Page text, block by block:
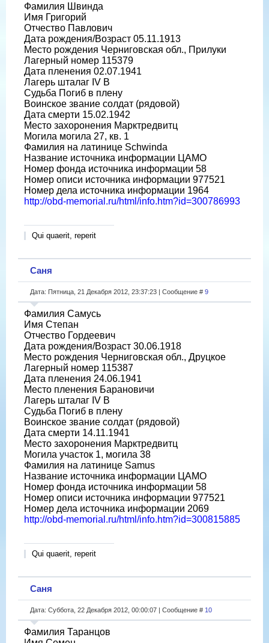
Фамилия Швинда
Имя Григорий
Отчество Павлович
Дата рождения/Возраст 05.11.1913
Место рождения Черниговская обл., Прилуки
Лагерный номер 115379
Дата пленения 02.07.1941
Лагерь шталаг IV B
Судьба Погиб в плену
Воинское звание солдат (рядовой)
Дата смерти 15.02.1942
Место захоронения Марктредвитц
Могила могила 27, кв. 1
Фамилия на латинице Schwinda
Название источника информации ЦАМО
Номер фонда источника информации 58
Номер описи источника информации 977521
Номер дела источника информации 1964
http://obd-memorial.ru/html/info.htm?id=300786993
Qui quaerit, reperit
Саня
Дата: Пятница, 21 Декабря 2012, 23:37:23 | Сообщение # 9
Фамилия Самусь
Имя Степан
Отчество Гордеевич
Дата рождения/Возраст 30.06.1918
Место рождения Черниговская обл., Друцкое
Лагерный номер 115387
Дата пленения 24.06.1941
Место пленения Барановичи
Лагерь шталаг IV B
Судьба Погиб в плену
Воинское звание солдат (рядовой)
Дата смерти 14.11.1941
Место захоронения Марктредвитц
Могила участок 1, могила 38
Фамилия на латинице Samus
Название источника информации ЦАМО
Номер фонда источника информации 58
Номер описи источника информации 977521
Номер дела источника информации 2069
http://obd-memorial.ru/html/info.htm?id=300815885
Qui quaerit, reperit
Саня
Дата: Суббота, 22 Декабря 2012, 00:00:07 | Сообщение # 10
Фамилия Таранцов